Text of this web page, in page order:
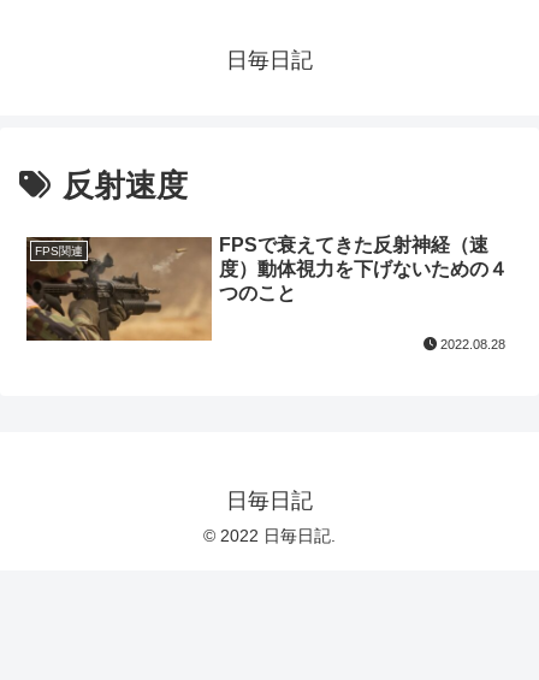
日毎日記
反射速度
FPS関連
FPSで衰えてきた反射神経（速
度）動体視力を下げないための４
つのこと
2022.08.28
日毎日記
© 2022 日毎日記.